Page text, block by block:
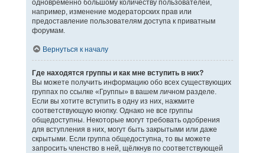
одновременно большому количеству пользователей,
например, изменение модераторских прав или
предоставление пользователям доступа к приватным
форумам.
Вернуться к началу
Где находятся группы и как мне вступить в них?
Вы можете получить информацию обо всех существующих
группах по ссылке «Группы» в вашем личном разделе.
Если вы хотите вступить в одну из них, нажмите
соответствующую кнопку. Однако не все группы
общедоступны. Некоторые могут требовать одобрения
для вступления в них, могут быть закрытыми или даже
скрытыми. Если группа общедоступна, то вы можете
запросить членство в ней, щёлкнув по соответствующей